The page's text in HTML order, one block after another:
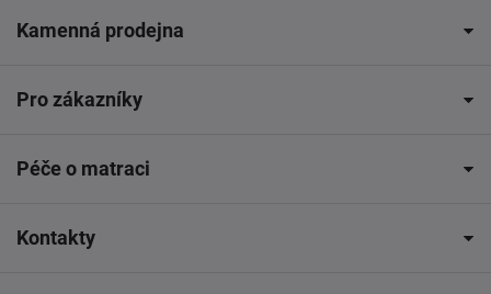
Kamenná prodejna
Pro zákazníky
Péče o matraci
Kontakty